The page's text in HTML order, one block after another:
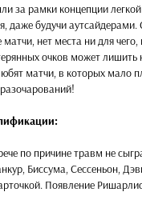
за рамки концепции
даже будучи аутсайдерами.
нет места ни для
очков может лишить
матчи, в которых мало
по причине травм не
Биссума, Сессеньон,
Появление